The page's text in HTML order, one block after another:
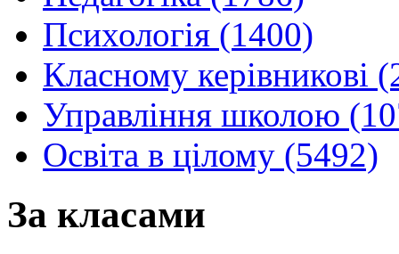
Психологія (1400)
Класному керівникові
Управління школою
Освіта в цілому (5492)
За класами